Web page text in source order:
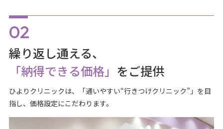
繰り返し通える、
「納得できる価格」 をご提供
ひよりクリニックは、「通いやすい“行きつけクリニック”」を目
指し、価格設定にこだわります。